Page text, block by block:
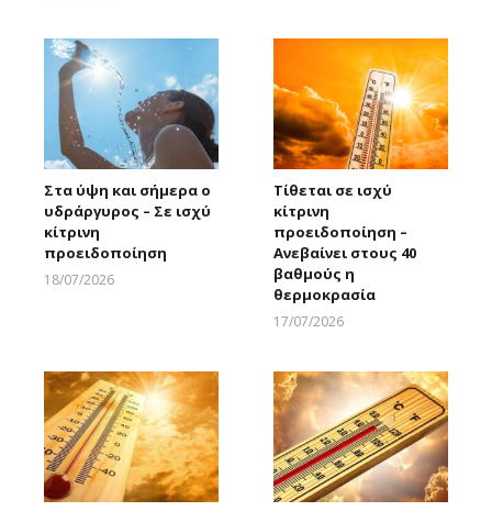
Στα ύψη και σήμερα ο
υδράργυρος – Σε ισχύ
κίτρινη
προειδοποίηση
18/07/2026
Τίθεται σε ισχύ
κίτρινη
προειδοποίηση –
Ανεβαίνει στους 40
βαθμούς η
θερμοκρασία
17/07/2026